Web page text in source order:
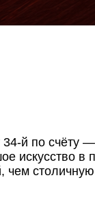
й по
искусство
чем